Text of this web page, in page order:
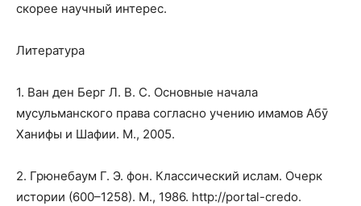
скорее научный интерес.
Литература
1. Ван ден Берг Л. В. С. Основные начала
мусульманского права согласно учению имамов Абӯ
Ханифы и Шафии. М., 2005.
2. Грюнебаум Г. Э. фон. Классический ислам. Очерк
истории (600–1258). М., 1986. http://portal-credo.